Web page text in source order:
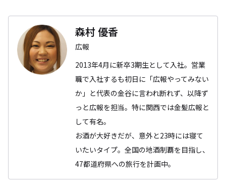
森村 優香
広報
2013年4月に新卒3期生として入社。営業
職で入社するも初日に「広報やってみない
か」と代表の金谷に言われ断れず、以降ず
っと広報を担当。特に関西では金髪広報と
して有名。
お酒が大好きだが、意外と23時には寝て
いたいタイプ。全国の地酒制覇を目指し、
47都道府県への旅行を計画中。